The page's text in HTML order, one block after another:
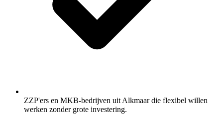
ZZP'ers en MKB-bedrijven uit Alkmaar die flexibel willen
werken zonder grote investering.